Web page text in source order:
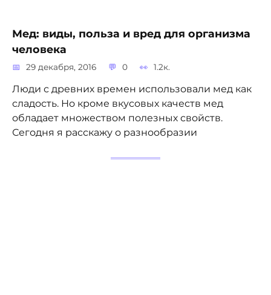
Мед: виды, польза и вред для организма
человека
29 декабря, 2016 0 1.2к.
Люди с древних времен использовали мед как
сладость. Но кроме вкусовых качеств мед
обладает множеством полезных свойств.
Сегодня я расскажу о разнообразии